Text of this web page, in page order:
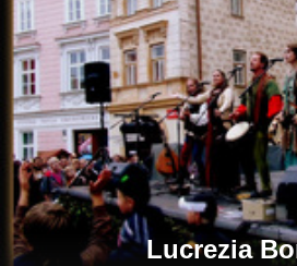
Lucrezia